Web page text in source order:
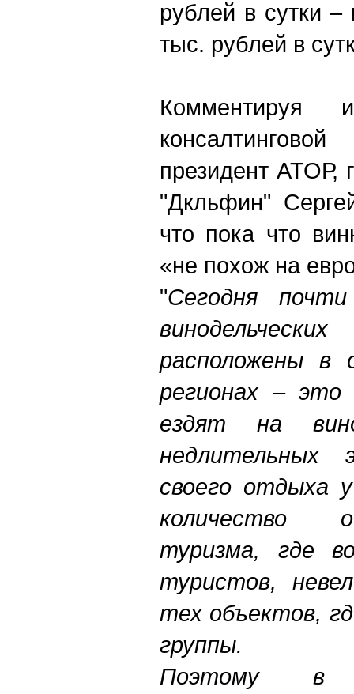
рублей в сутки
тыс. рублей в
Комментируя
президент АТОР,
"Дкльфин"
что пока что
«не похож на
"Сегодня
расположены в
регионах – это
ездят на
недлительных
своего отдыха
количество
туризма, где
туристов,
тех объектов,
группы.
Поэтому в